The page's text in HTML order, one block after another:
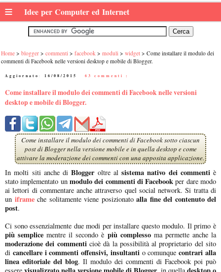
≡ Idee per Computer ed Internet
Home blogger commenti facebook moduli widget
Come installare il modulo dei
commenti di Facebook nelle versioni desktop e mobile di Blogger.
Aggiornato: 16/08/2015 63 commenti :
Come installare il modulo dei commenti di Facebook nelle versioni
desktop e mobile di Blogger.
Come installare il modulo dei commenti di Facebook sotto ciascun
post di Blogger nella versione mobile e in quella desktop e come
attivare la moderazione dei commenti con una apposita applicazione.
In molti siti anche diBlogger oltre alsistema nativo dei commentiè
stato implementato unmodulo dei commenti di Facebook per dare modo
ai lettori di commentare anche attraverso quel social network. Si tratta di
un iframeche solitamente viene posizionatoalla fine del contenuto del
post.
Ci sono essenzialmente due modi per installare questo modulo. Il primo è
più semplice mentre il secondo è più complessoma permette anche la
moderazione dei commenticioè dà la possibilità al proprietario del sito
di cancellare i commenti offensivi, insultantio comunquecontrari alla
linea editoriale del blog. Il modulo dei commenti di Facebook poi può